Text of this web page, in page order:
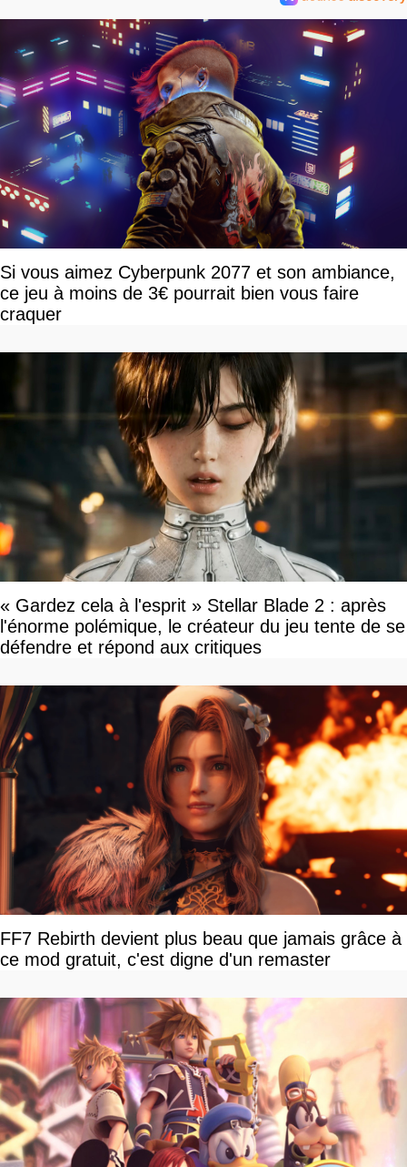
Si vous aimez Cyberpunk 2077 et son ambiance,
ce jeu à moins de 3€ pourrait bien vous faire
craquer
« Gardez cela à l'esprit » Stellar Blade 2 : après
l'énorme polémique, le créateur du jeu tente de se
défendre et répond aux critiques
FF7 Rebirth devient plus beau que jamais grâce à
ce mod gratuit, c'est digne d'un remaster